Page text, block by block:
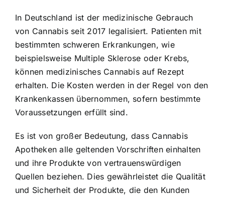
In Deutschland ist der medizinische Gebrauch
von Cannabis seit 2017 legalisiert. Patienten mit
bestimmten schweren Erkrankungen, wie
beispielsweise Multiple Sklerose oder Krebs,
können medizinisches Cannabis auf Rezept
erhalten. Die Kosten werden in der Regel von den
Krankenkassen übernommen, sofern bestimmte
Voraussetzungen erfüllt sind.
Es ist von großer Bedeutung, dass Cannabis
Apotheken alle geltenden Vorschriften einhalten
und ihre Produkte von vertrauenswürdigen
Quellen beziehen. Dies gewährleistet die Qualität
und Sicherheit der Produkte, die den Kunden